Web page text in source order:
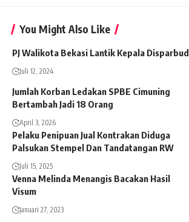
You Might Also Like
PJ Walikota Bekasi Lantik Kepala Disparbud
Juli 12, 2024
Jumlah Korban Ledakan SPBE Cimuning
Bertambah Jadi 18 Orang
April 3, 2026
Pelaku Penipuan Jual Kontrakan Diduga
Palsukan Stempel Dan Tandatangan RW
Juli 15, 2025
Venna Melinda Menangis Bacakan Hasil
Visum
Januari 27, 2023